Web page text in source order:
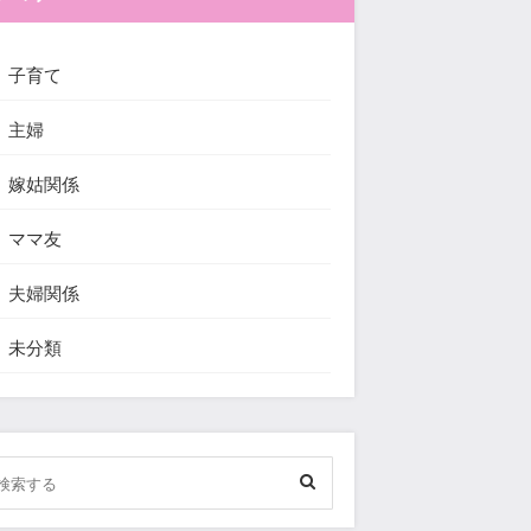
子育て
主婦
嫁姑関係
ママ友
夫婦関係
未分類